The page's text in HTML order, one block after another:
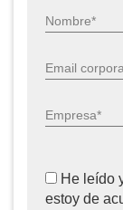
Nombre*
Email
Empresa*
He leído
estoy de